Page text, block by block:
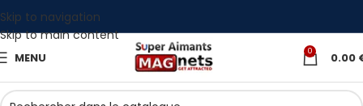
Skip to navigation
Skip to main content
MENU 0 0.00